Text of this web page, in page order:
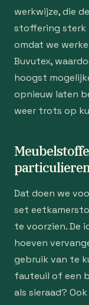
werkwijze, die
stoffering sterk
omdat we
Buvutex,
hoogst
opnieuw laten
weer trots op
Dat doen we
set
te voorzien. De
hoeven
gebruik van te
fauteuil of een
als sieraad?